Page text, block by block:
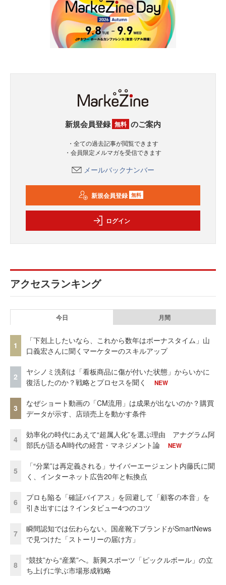
新規会員登録 無料 のご案内
・全ての過去記事が閲覧できます
・会員限定メルマガを受信できます
メールバックナンバー
新規会員登録 無料
ログイン
アクセスランキング
今日 月間
1
「下剋上したいなら、これから数年はボーナスタイム」山
口義宏さんに聞くマーケターのスキルアップ
2
ヤシノミ洗剤は「看板商品に傷が付いた状態」からいかに
復活したのか？戦略とプロセスを聞く
NEW
3
なぜショート動画の「CM流用」は成果が出ないのか？購買
データが示す、店頭売上を動かす条件
4
効率化の時代にあえて“超属人化”を選ぶ理由 アナグラム阿
部氏が語るAI時代の経営・マネジメント論
NEW
5
「“分業”は再定義される」サイバーエージェント内藤氏に聞
く、インターネット広告20年と転換点
6
プロも陥る「確証バイアス」を回避して「顧客の本音」を
引き出すには？インタビュー4つのコツ
7
瞬間認知では伝わらない。国産靴下ブランドがSmartNews
で見つけた「ストーリーの届け方」
8
“競技”から“産業”へ。新興スポーツ「ピックルボール」の立
ち上げに学ぶ市場形成戦略